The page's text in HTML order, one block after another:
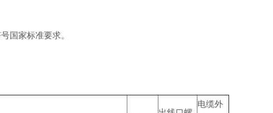
号国家标准要求。
电缆外